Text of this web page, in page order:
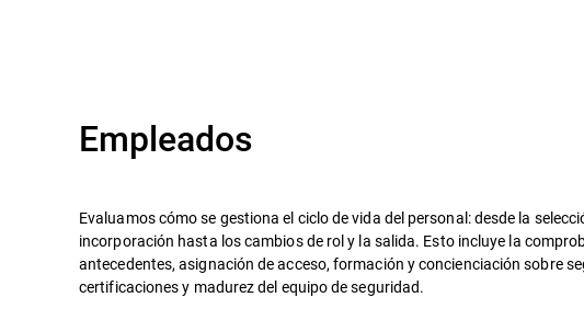
Empleados
Evaluamos cómo se gestiona el ciclo de vida del personal: desde la
incorporación hasta los cambios de rol y la salida. Esto incluye la
antecedentes, asignación de acceso, formación y concienciación sobre
certificaciones y madurez del equipo de seguridad.